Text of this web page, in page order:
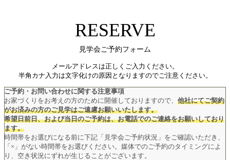
RESERVE
見学会ご予約フォーム
メールアドレスは正しくご入力ください。
半角カナ入力は文字化けの原因となりますのでご注意ください。
ご予約・お問い合わせに関する注意事項
お家づくりをお考えの方のために開催しておりますので、 他社にてご契約
がお済みの方のご見学はご遠慮お願いいたします。
希望日前日、および当日のご予約は、お電話でのご連絡をお願いしており
ます。
時間帯をお選びになる前に下記「見学会ご予約状況」をご確認いただき、
「×」がない時間帯をお選びください。媒体でのご予約のタイミングによ
り、空き状況にずれが生じることがございます。